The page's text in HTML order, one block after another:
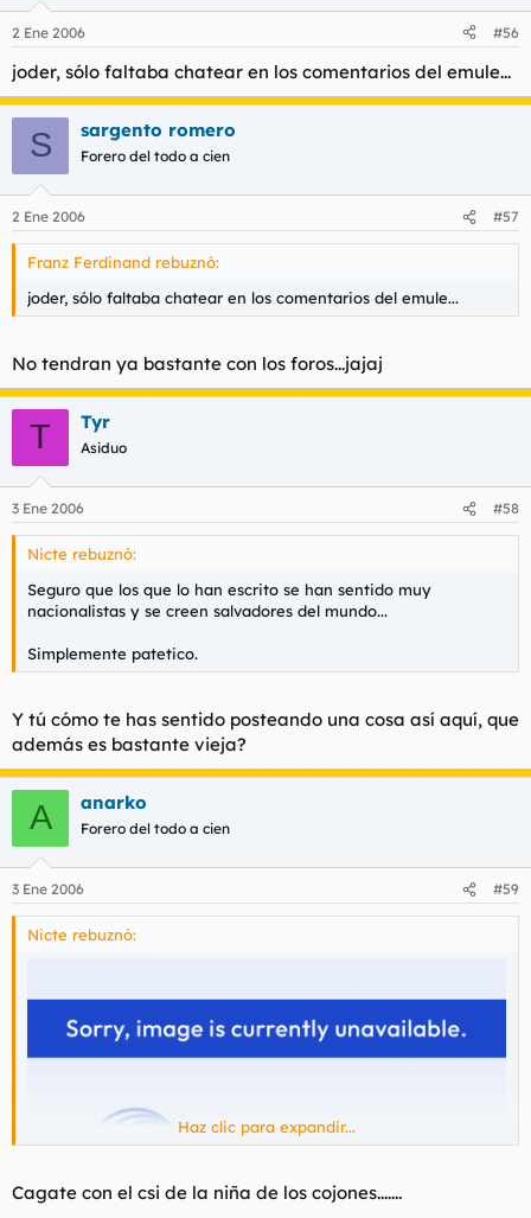
2 Ene 2006 #56
joder, sólo faltaba chatear en los comentarios del emule...
S sargento romero
Forero del todo a cien
2 Ene 2006 #57
Franz Ferdinand rebuznó:
joder, sólo faltaba chatear en los comentarios del emule...
No tendran ya bastante con los foros...jajaj
T Tyr
Asiduo
3 Ene 2006 #58
Nicte rebuznó:
Seguro que los que lo han escrito se han sentido muy
nacionalistas y se creen salvadores del mundo...
Simplemente patetico.
Y tú cómo te has sentido posteando una cosa así aquí, que
además es bastante vieja?
A anarko
Forero del todo a cien
3 Ene 2006 #59
Nicte rebuznó:
Haz clic para expandir...
Cagate con el csi de la niña de los cojones.......